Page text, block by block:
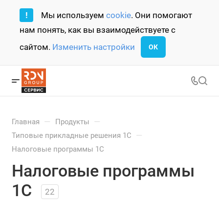
! Мы используем cookie. Они помогают
нам понять, как вы взаимодействуете с
сайтом. Изменить настройки ОК
Главная — Продукты —
Типовые прикладные решения 1С —
Налоговые программы 1С
Налоговые программы
1С
22